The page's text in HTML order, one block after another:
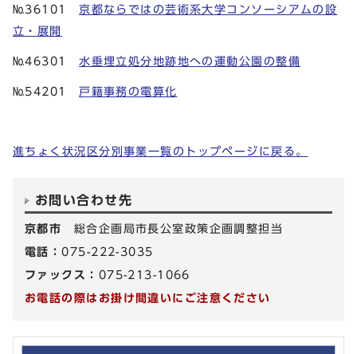
№36101京都ならではの芸術系大学コンソーシアムの設
立・展開
№46301水垂埋立処分地跡地への運動公園の整備
№54201戸籍事務の電算化
進ちょく状況区分別事業一覧のトップページに戻る。
お問い合わせ先
京都市 総合企画局市長公室政策企画調整担当
電話：075-222-3035
ファックス： 075-213-1066
お電話の際はお掛け間違いにご注意ください